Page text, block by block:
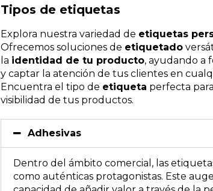
Tipos de etiquetas
Explora nuestra variedad de etiquetas
Ofrecemos soluciones de etiquetado
la identidad de tu producto, ayudando a
y captar la atención de tus clientes en
Encuentra el tipo de etiqueta perfecta
visibilidad de tus productos.
Adhesivas
Dentro del ámbito comercial, las
como auténticas protagonistas. Este